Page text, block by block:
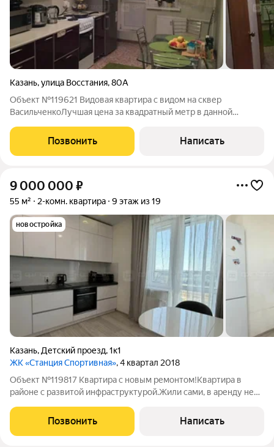
Казань,улица Восстания,80А
Объект №119621 Видовая квартира с видом на сквер
ВасильченкоЛучшая цена за квадратный метр в данной
Казани ! Гарантия безопасной покупки от АН ФЛЭТ. Прoдаётся
светлая просторная двух комнатная
Позвонить Написать
9 000 000 ₽
55 м² 2-комн. квартира 9 этаж из 19
новостройка
Казань, Детский проезд,1к1
ЖК «Станция Спортивная», 4 квартал 2018
Объект №119817 Квартира с новым ремонтом!Квартира в
районе с развитой инфраструктурой.Жили сами, в аренду не
ключей. Один взрослый собственник без обременения, вся
сумма в договоре. В шаговой
Позвонить Написать